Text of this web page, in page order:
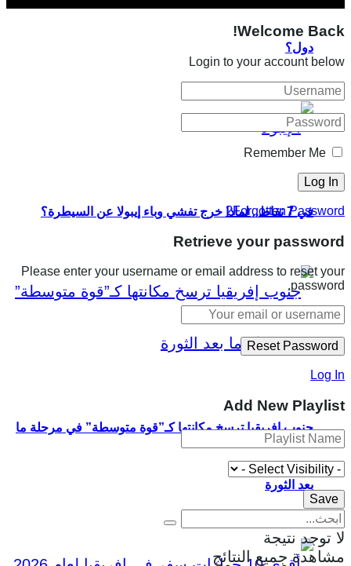
دول؟
في 7 نقاط.. لماذا خرج تفشي وباء إيبولا عن السيطرة؟
جنوب إفريقيا ترسخ مكانتها كـ”قوة متوسطة” في مرحلة ما
بعد الثورة
Welcome Back!
Login to your account below
Remember Me
Forgotten Password?
Retrieve your password
Please enter your username or email address to reset your
password.
Log In
Add New Playlist
لا توجد نتيجة
مشاهدة جميع النتائج